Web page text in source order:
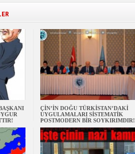
ÇİN’İN DOĞU TÜRKİSTAN’DAKİ
UYGULAMALARI SİSTEMATİK
POSTMODERN BİR SOYKIRIMDIR!